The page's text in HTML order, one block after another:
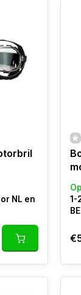
NL en
1-
BE